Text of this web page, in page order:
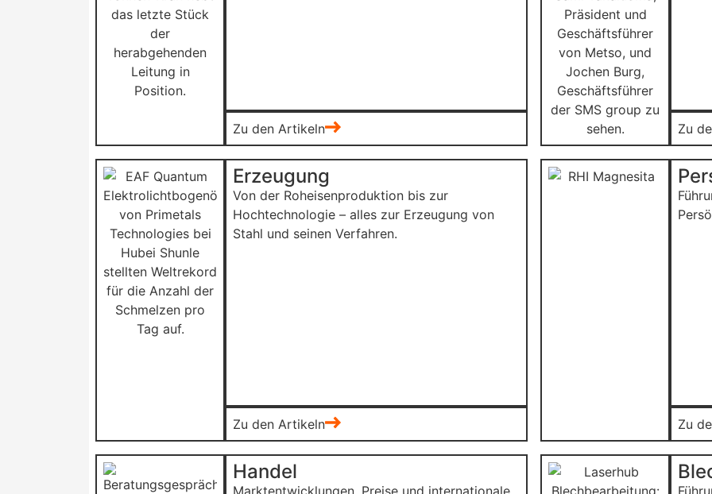
Zu den Artikeln Zu
Erzeugung
Von der Roheisenproduktion bis zur
Hochtechnologie – alles zur Erzeugung von
Stahl und seinen Verfahren.
Zu den Artikeln Zu
Handel